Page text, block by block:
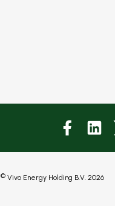
©Vivo Energy Holding B.V. 2026